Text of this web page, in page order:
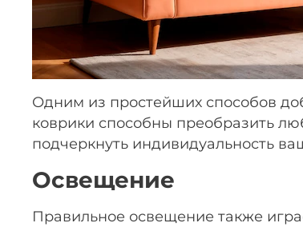
Одним из простейших способов
коврики способны преобразить
подчеркнуть индивидуальность
Освещение
Правильное освещение также